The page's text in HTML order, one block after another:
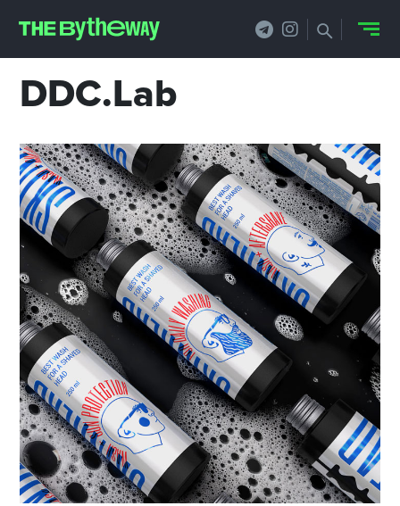
DDC.LabНОВОСТИ
PRO.ОБЗОР
КЕЙСЫ
ФИЛОСОФИЯ
КРЕАТИВА
БИЗНЕС И
ТЕХНОЛОГИИ
ФЕСТИВАЛИ
ФОТОГРАФИЯ
ТИПОГРАФИКА
ИСТОРИИ БРЕНДОВ